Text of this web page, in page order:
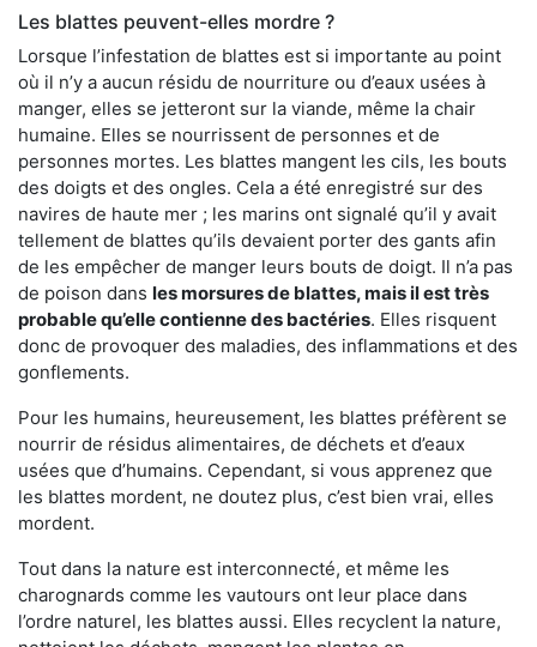
Les blattes peuvent-elles mordre ?
Lorsque l’infestation de blattes est si importante au point
où il n’y a aucun résidu de nourriture ou d’eaux usées à
manger, elles se jetteront sur la viande, même la chair
humaine. Elles se nourrissent de personnes et de
personnes mortes. Les blattes mangent les cils, les bouts
des doigts et des ongles. Cela a été enregistré sur des
navires de haute mer ; les marins ont signalé qu’il y avait
tellement de blattes qu’ils devaient porter des gants afin
de les empêcher de manger leurs bouts de doigt. Il n’a pas
de poison dans les morsures de blattes, mais il est très
probable qu’elle contienne des bactéries. Elles risquent
donc de provoquer des maladies, des inflammations et des
gonflements.
Pour les humains, heureusement, les blattes préfèrent se
nourrir de résidus alimentaires, de déchets et d’eaux
usées que d’humains. Cependant, si vous apprenez que
les blattes mordent, ne doutez plus, c’est bien vrai, elles
mordent.
Tout dans la nature est interconnecté, et même les
charognards comme les vautours ont leur place dans
l’ordre naturel, les blattes aussi. Elles recyclent la nature,